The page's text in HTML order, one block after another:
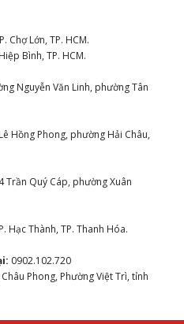
Chợ Lớn, TP. HCM.
Bình, TP. HCM.
Nguyễn Văn Linh, phường Tân
Hồng Phong, phường Hải Châu,
Trần Quý Cáp, phường Xuân
Hạc Thành, TP. Thanh Hóa.
0902.102.720
Phong, Phường Việt Trì, tỉnh